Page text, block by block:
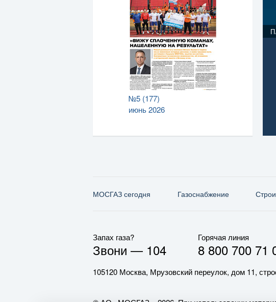
№5 (177)
июнь 2026
МОСГАЗ сегодня Газо­снабжение
Запах газа?
Звони — 104
Горячая линия
8 800 700 71
105120 Москва, Мрузовский переулок, дом 11,